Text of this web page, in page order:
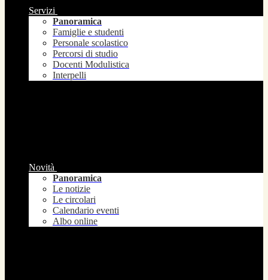
Servizi
Panoramica
Famiglie e studenti
Personale scolastico
Percorsi di studio
Docenti Modulistica
Interpelli
Novità
Panoramica
Le notizie
Le circolari
Calendario eventi
Albo online